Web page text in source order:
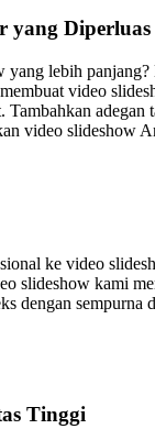
yang Diperluas
yang lebih
video
adegan
video slideshow
ke video
slideshow kami
dengan sempurna
Tinggi